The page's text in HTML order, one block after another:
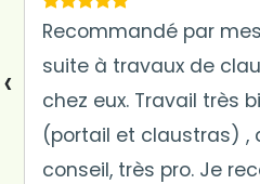
Recommandé par
suite à travaux de
chez eux. Travail très
(portail et claustras) ,
conseil, très pro. Je
‹